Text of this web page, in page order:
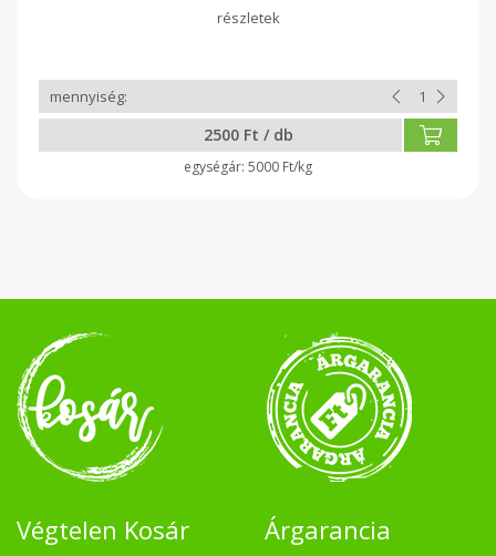
2500 Ft / db
5000 Ft/kg
Végtelen Kosár Árgarancia